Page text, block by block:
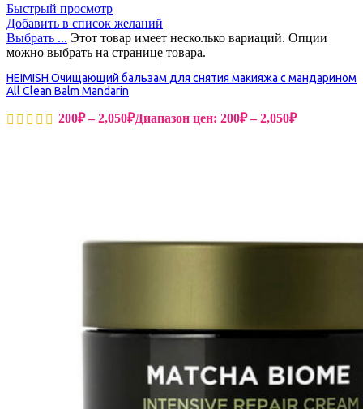
Быстрый просмотр
Добавить в список желаний
Выбрать ... Этот товар имеет несколько вариаций. Опции
можно выбрать на странице товара.
HEIMISH Очищающий бальзам для снятия макияжа с мандарином
All Clean Balm Mandarin
200₽ – 2,050₽Диапазон цен: 200₽ – 2,050₽